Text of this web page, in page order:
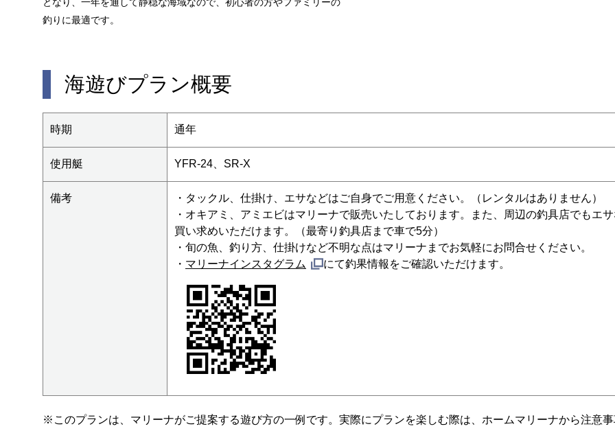
釣りに最適です。
海遊びプラン概要
時期 通年
使用艇 YFR-24、SR-X
備考
・タックル、仕掛け、エサなどはご自身でご用意ください。（レンタルはありません）
・オキアミ、アミエビはマリーナで販売いたしております。また、周辺の釣具店でもエ
買い求めいただけます。（最寄り釣具店まで車で5分）
・旬の魚、釣り方、仕掛けなど不明な点はマリーナまでお気軽にお問合せください。
・ マリーナインスタグラム にて釣果情報をご確認いただけます。
※このプランは、マリーナがご提案する遊び方の一例です。実際にプランを楽しむ際は、ホームマリーナから注意